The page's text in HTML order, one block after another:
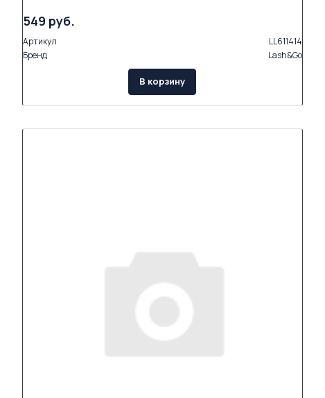
549 руб.
Артикул
LL611414
Бренд
Lash&Go
В корзину